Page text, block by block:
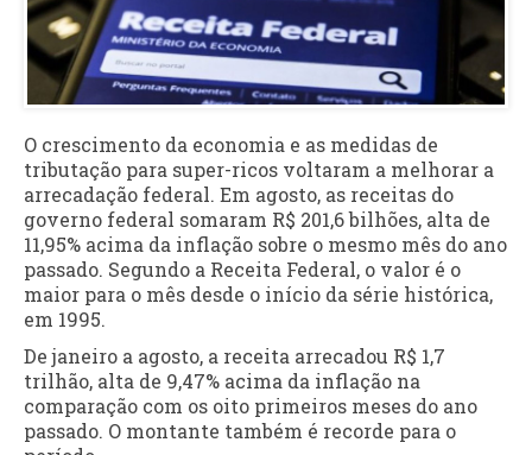
O crescimento da economia e as medidas de
tributação para super-ricos voltaram a melhorar a
arrecadação federal. Em agosto, as receitas do
governo federal somaram R$ 201,6 bilhões, alta de
11,95% acima da inflação sobre o mesmo mês do ano
passado. Segundo a Receita Federal, o valor é o
maior para o mês desde o início da série histórica,
em 1995.
De janeiro a agosto, a receita arrecadou R$ 1,7
trilhão, alta de 9,47% acima da inflação na
comparação com os oito primeiros meses do ano
passado. O montante também é recorde para o